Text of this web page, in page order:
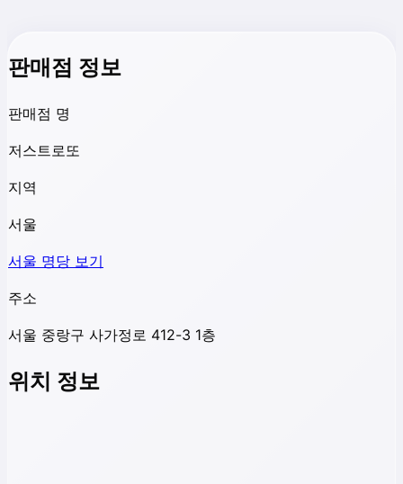
판매점 정보
판매점 명
저스트로또
지역
서울
서울 명당 보기
주소
서울 중랑구 사가정로 412-3 1층
위치 정보